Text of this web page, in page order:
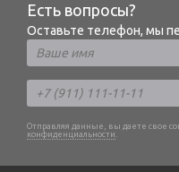
Есть вопросы?
Оставьте телефон, мы
Отправляя данные, вы даете свое
конфиденциальности .